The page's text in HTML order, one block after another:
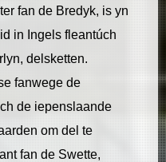
fan de Bredyk, is yn
in Ingels fleantúch
delsketten.
fanwege de
de iepenslaande
om del te
fan de Swette,